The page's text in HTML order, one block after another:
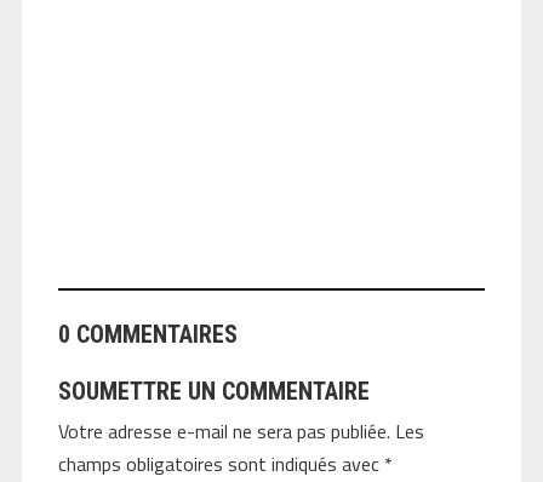
0 COMMENTAIRES
SOUMETTRE UN COMMENTAIRE
Votre adresse e-mail ne sera pas publiée. Les
champs obligatoires sont indiqués avec *